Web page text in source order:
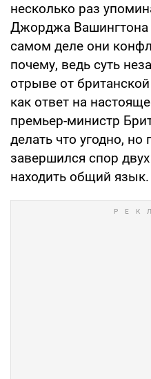
несколько раз
Джорджа Вашингтона
самом деле они
почему, ведь суть
отрыве от
как ответ на
премьер-министр
делать что угодно, но
завершился спор
находить общий язык.